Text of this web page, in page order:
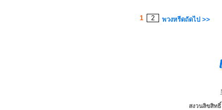
1 2 พวงหรีดถัดไป >>
สงวนลิขสิท